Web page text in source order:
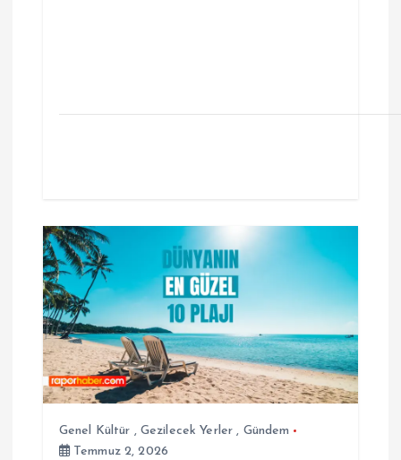
Genel Kültür , Gezilecek Yerler , Gündem
Temmuz 2, 2026